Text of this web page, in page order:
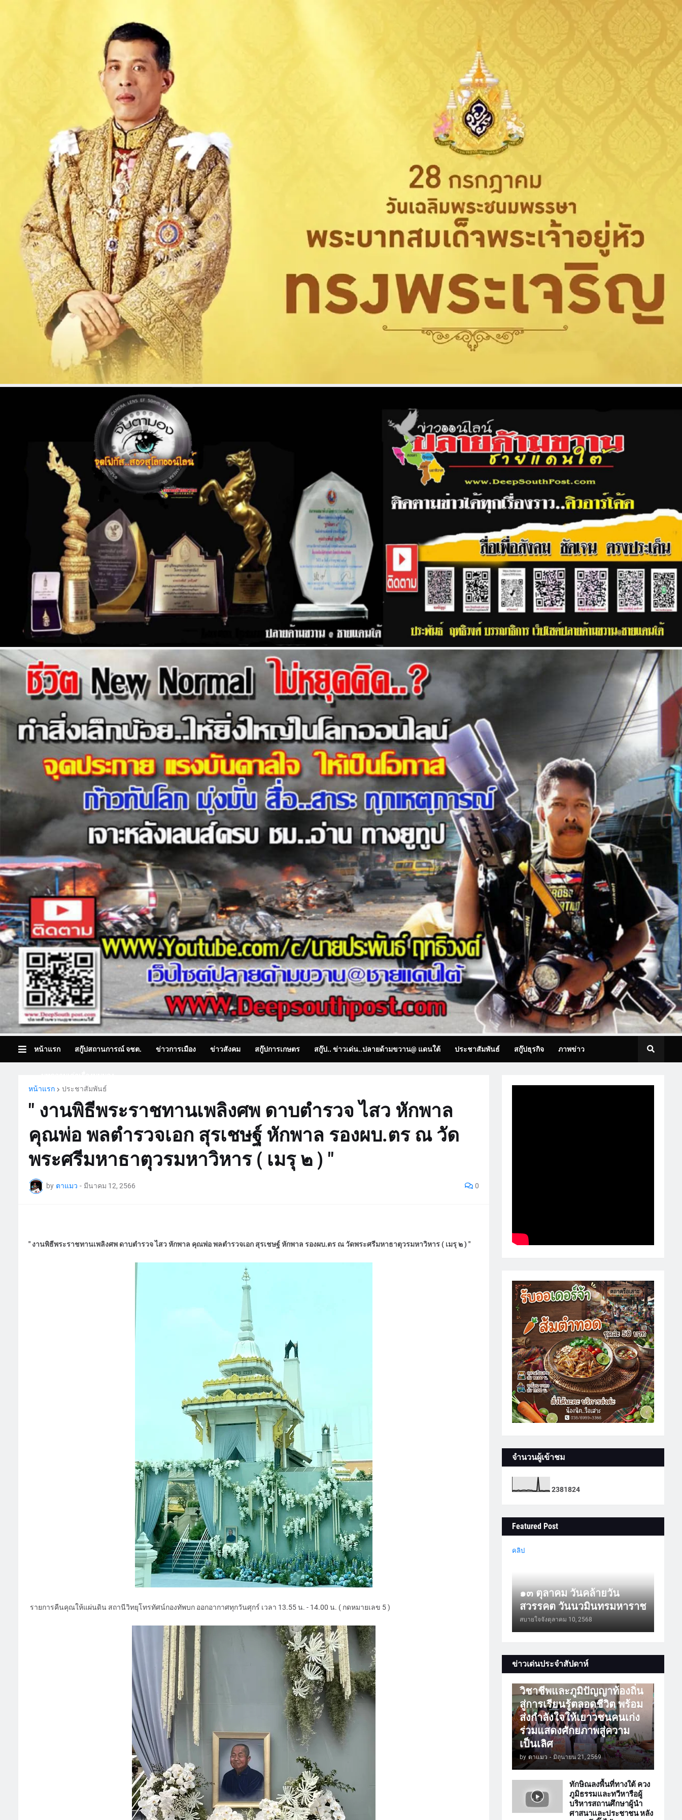
หน้าแรก สกู๊ปสถานการณ์ จชต. ข่าวการเมือง ข่าวสังคม สกู๊ปการเกษตร สกู๊ป.. ข่าวเด่น..ปลายด้ามขวาน@ แดนใต้ ประชาสัมพันธ์ สกู๊ปธุรกิจ ภาพข่าว
หน้าแรก
ประชาสัมพันธ์
" งานพิธีพระราชทานเพลิงศพ ดาบตำรวจ ไสว หักพาล
คุณพ่อ พลตำรวจเอก สุรเชษฐ์ หักพาล รองผบ.ตร ณ วัด
พระศรีมหาธาตุวรมหาวิหาร ( เมรุ ๒ ) "
by ตาแมว - มีนาคม 12, 2566 0
" งานพิธีพระราชทานเพลิงศพ ดาบตำรวจ ไสว หักพาล คุณพ่อ พลตำรวจเอก สุรเชษฐ์ หักพาล รองผบ.ตร ณ วัดพระศรีมหาธาตุวรมหาวิหาร ( เมรุ ๒ ) "
รายการคืนคุณให้แผ่นดิน สถานีวิทยุโทรทัศน์กองทัพบก ออกอากาศทุกวันศุกร์ เวลา 13.55 น. - 14.00 น. ( กดหมายเลข 5 )
จำนวนผู้เข้าชม
2381824
Featured Post
คลิป
๑๓ ตุลาคม วันคล้ายวัน
สวรรคต วันนวมินทรมหาราช
สบายใจจังตุลาคม 10, 2568
ข่าวเด่นประจำสัปดาห์
การศึกษา
วิชาชีพและภูมิปัญญาท้องถิ่น
สู่การเรียนรู้ตลอดชีวิต พร้อม
ส่งกำลังใจให้เยาวชนคนเก่ง
ร่วมแสดงศักยภาพสู่ความ
เป็นเลิศ
by ตาแมว - มิถุนายน 21, 2569
ทักษิณลงพื้นที่ทางใต้ ควง
ภูมิธรรมและทวีหารือผู้
บริหารสถานศึกษาผู้นำ
ศาสนาและประชาชน หลัง